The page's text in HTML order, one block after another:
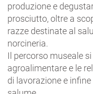
produzione e
prosciutto, oltre a
razze destinate al
norcineria.
Il percorso museale
agroalimentare e le
di lavorazione e